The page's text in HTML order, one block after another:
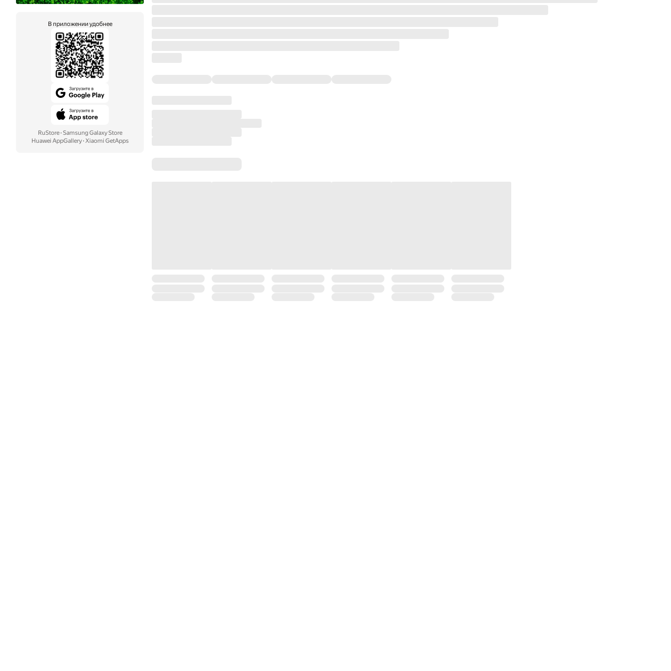
В приложении удобнее
RuStore· Samsung Galaxy Store
Huawei AppGallery· Xiaomi GetApps